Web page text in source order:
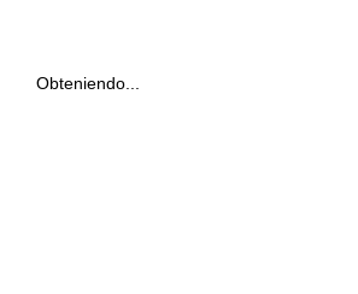
Obteniendo...